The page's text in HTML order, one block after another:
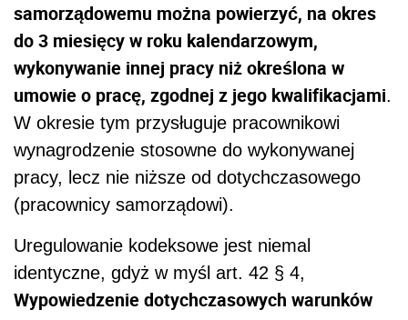
samorządowemu można powierzyć, na okres
do 3 miesięcy w roku kalendarzowym,
wykonywanie innej pracy niż określona w
umowie o pracę, zgodnej z jego kwalifikacjami.
W okresie tym przysługuje pracownikowi
wynagrodzenie stosowne do wykonywanej
pracy, lecz nie niższe od dotychczasowego
(pracownicy samorządowi).
Uregulowanie kodeksowe jest niemal
identyczne, gdyż w myśl art. 42 § 4,
Wypowiedzenie dotychczasowych warunków